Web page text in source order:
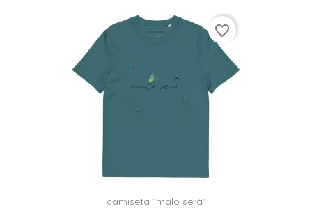
camiseta "malo será"
favorite_border